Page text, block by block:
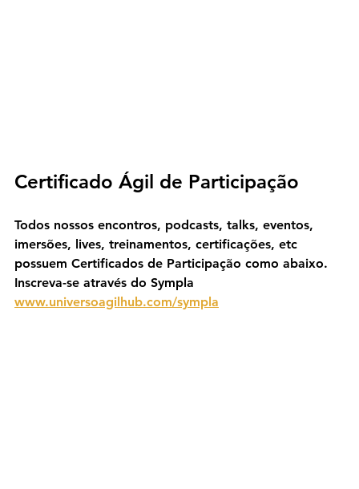
Certificado Ágil de Participação
Todos nossos encontros, podcasts, talks, eventos,
imersões, lives, treinamentos, certificações, etc
possuem Certificados de Participação como abaixo.
Inscreva-se através do Sympla
www.universoagilhub.com/sympla